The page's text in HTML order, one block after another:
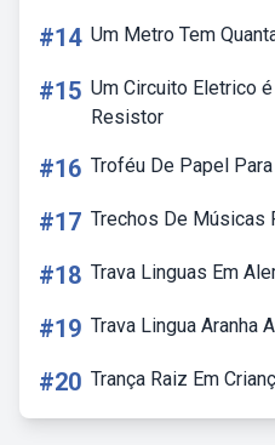
#14 Um Metro Tem
#15 Um Circuito Eletrico
Resistor
#16 Troféu De Papel
#17 Trechos De Músicas
#18 Trava Linguas Em
#19 Trava Lingua Aranha
#20 Trança Raiz Em